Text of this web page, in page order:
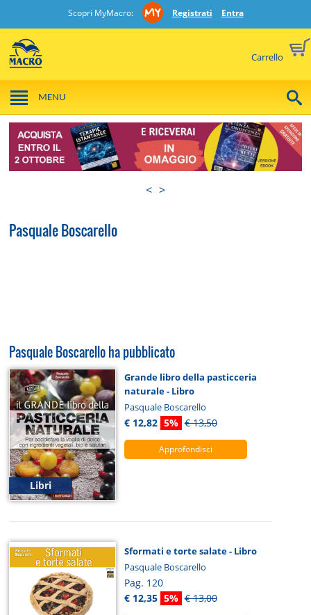
Scopri MyMacro: Registrati Entra
Carrello
MENU
< >
Pasquale Boscarello
Pasquale Boscarello ha pubblicato
Libri
Grande libro della pasticceria
naturale - Libro
Pasquale Boscarello
€ 12,82 5% € 13,50
Approfondisci
Sformati e torte salate - Libro
Pasquale Boscarello
Pag. 120
€ 12,35 5% € 13,00